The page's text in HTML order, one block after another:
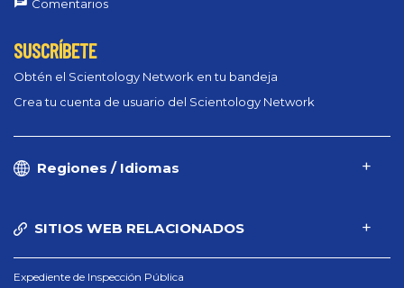
Comentarios
SUSCRÍBETE
Obtén el Scientology Network en tu bandeja
Crea tu cuenta de usuario del Scientology Network
Regiones / Idiomas
SITIOS WEB RELACIONADOS
Expediente de Inspección Pública